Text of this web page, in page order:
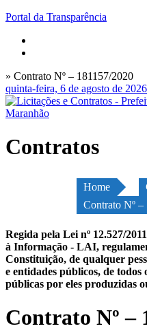
Portal da Transparência
» Contrato Nº – 181157/2020
quinta-feira, 6 de agosto de 2026
Contratos
Home
Contrato Nº –
Regida pela Lei nº 12.527/
à Informação - LAI,
Constituição, de qualquer
e entidades públicos, de todos
públicas por eles produzidas
Contrato Nº –